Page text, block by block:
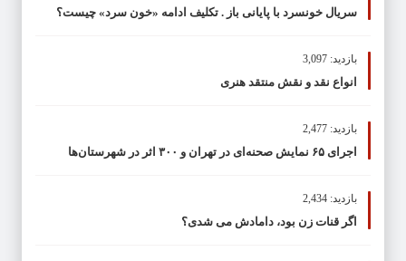
سریال خونسرد با پایانی باز . تکلیف ادامه «خون سرد» چیست؟
بازدید: 3,097
انواع نقد و نقش منتقد هنری
بازدید: 2,477
اجرای ۶۵ نمایش صحنه‌ای در تهران و ۳۰۰ اثر در شهرستان‌ها
بازدید: 2,434
اگر قنات زن بود، دامادش می شدی؟